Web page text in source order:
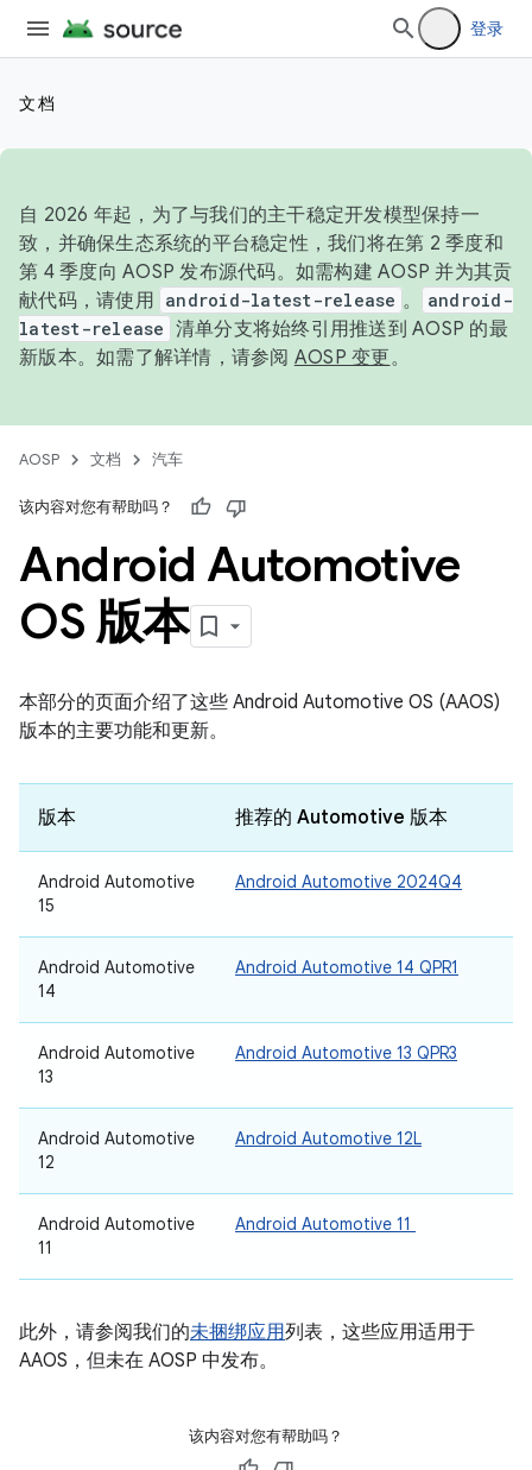
登录
文档
自 2026 年起，为了与我们的主干稳定开发模型保持一
致，并确保生态系统的平台稳定性，我们将在第 2 季度和
第 4 季度向 AOSP 发布源代码。如需构建 AOSP 并为其贡
献代码，请使用 android-latest-release 。
android-
latest-release 清单分支将始终引用推送到 AOSP 的最
新版本。如需了解详情，请参阅 AOSP 变更。
AOSP 文档 汽车
该内容对您有帮助吗？
Android Automotive
OS 版本
本部分的页面介绍了这些 Android Automotive OS (AAOS)
版本的主要功能和更新。
版本 推荐的 Automotive 版本
Android Automotive
15
Android Automotive 2024Q4
Android Automotive
14
Android Automotive 14 QPR1
Android Automotive
13
Android Automotive 13 QPR3
Android Automotive
12
Android Automotive 12L
Android Automotive
11
Android Automotive 11
此外，请参阅我们的未捆绑应用列表，这些应用适用于
AAOS，但未在 AOSP 中发布。
该内容对您有帮助吗？